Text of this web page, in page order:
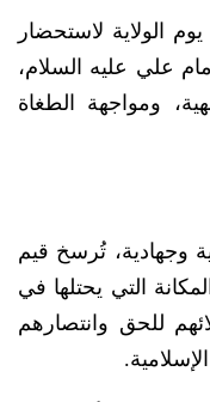
الولاية لاستحضار
علي عليه السلام،
ومواجهة الطغاة
وجهادية، تُرسخ قيم
التي يحتلها في
للحق وانتصارهم